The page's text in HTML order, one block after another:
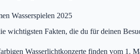
Wasserspielen 2025
wichtigsten Fakten, die du für deinen
Wasserlichtkonzerte finden vom 1.